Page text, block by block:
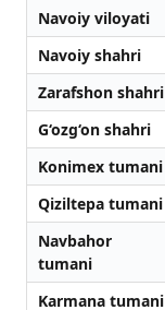
Navoiy viloyati
Navoiy shahri
Zarafshon shahri
G‘ozg‘on shahri
Konimex tumani
Qiziltepa tumani
Navbahor
tumani
Karmana tumani